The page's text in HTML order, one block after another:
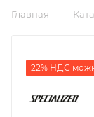
Главная —
22% НДС